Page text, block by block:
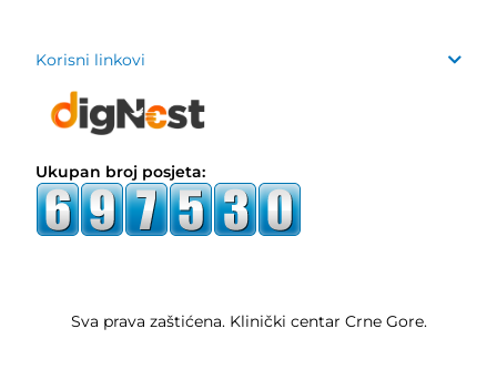
Korisni linkovi
Ukupan broj posjeta:
Sva prava zaštićena. Klinički centar Crne Gore.